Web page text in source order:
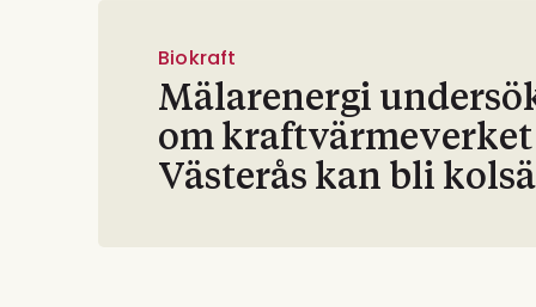
Biokraft
Mälarenergi
om
Västerås kan bli